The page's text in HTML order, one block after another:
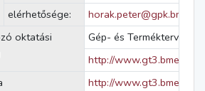
elérhetősége:
horak.peter@gpk.bme.hu
oktatási
Gép- és Terméktervezés
http://www.gt3.bme.hu
http://www.gt3.bme.hu/